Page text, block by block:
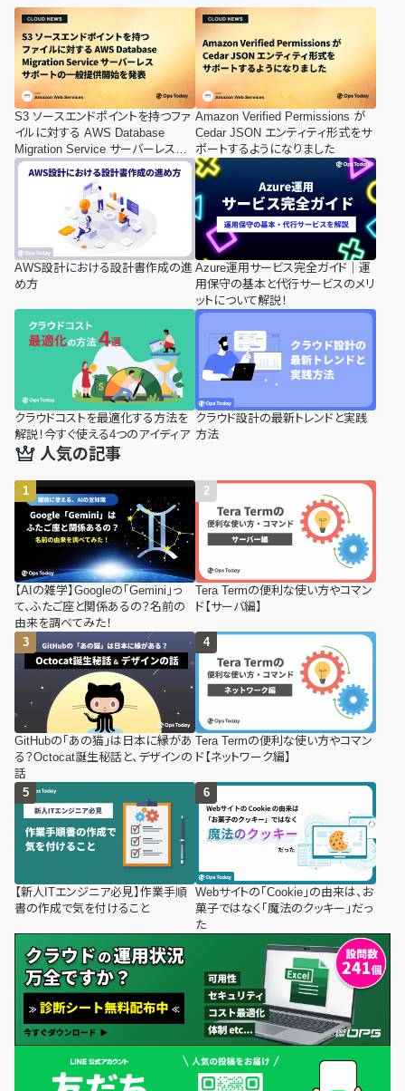
S3 ソースエンドポイントを持つファ
イルに対する AWS Database
Migration Service サーバーレスサ
ポートの一般提供開始を発表
Amazon Verified Permissions が
Cedar JSON エンティティ形式をサ
ポートするようになりました
AWS設計における設計書作成の進
め方
Azure運用サービス完全ガイド｜運
用保守の基本と代行サービスのメリ
ットについて解説！
クラウドコストを最適化する方法を
解説！今すぐ使える4つのアイディア
クラウド設計の最新トレンドと実践
方法
人気の記事
【AIの雑学】Googleの「Gemini」っ
て、ふたご座と関係あるの？名前の
由来を調べてみた！
Tera Termの便利な使い方やコマン
ド【サーバ編】
GitHubの「あの猫」は日本に縁があ
る？Octocat誕生秘話と、デザインの
話
Tera Termの便利な使い方やコマン
ド【ネットワーク編】
【新人ITエンジニア必見】作業手順
書の作成で気を付けること
Webサイトの「Cookie」の由来は、お
菓子ではなく「魔法のクッキー」だっ
た